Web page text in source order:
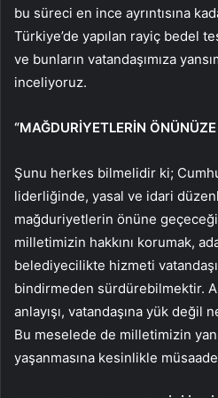
bu süreci en ince ayrıntısına
Türkiye’de yapılan rayiç bedel
ve bunların vatandaşımıza
inceliyoruz.
“MAĞDURİYETLERİN
Şunu herkes bilmelidir ki;
liderliğinde, yasal ve idari
mağduriyetlerin önüne
milletimizin hakkını korumak,
belediyecilikte hizmeti
bindirmeden sürdürebilmektir.
anlayışı, vatandaşına yük değil
Bu meselede de milletimizin
yaşanmasına kesinlikle